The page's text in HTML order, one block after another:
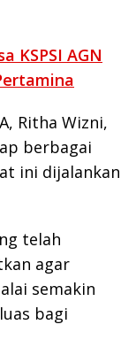
KSPSI AGN
Ritha Wizni,
berbagai
ini dijalankan
telah
agar
semakin
bagi